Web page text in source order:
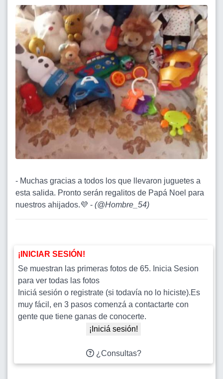
- Muchas gracias a todos los que llevaron juguetes a
esta salida. Pronto serán regalitos de Papá Noel para
nuestros ahijados.💜 - (@Hombre_54)
¡INICIAR SESIÓN!
Se muestran las primeras fotos de 65. Inicia Sesion
para ver todas las fotos
Iniciá sesión o registrate (si todavía no lo hiciste).Es
muy fácil, en 3 pasos comenzá a contactarte con
gente que tiene ganas de conocerte.
¡Iniciá sesión!
¿Consultas?